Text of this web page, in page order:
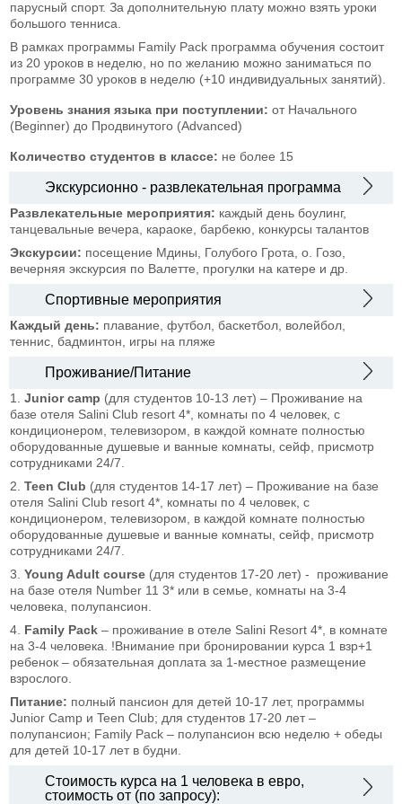
парусный спорт. За дополнительную плату можно взять уроки
большого тенниса.
В рамках программы Family Pack программа обучения состоит
из 20 уроков в неделю, но по желанию можно заниматься по
программе 30 уроков в неделю (+10 индивидуальных занятий).
Уровень знания языка при поступлении: от Начального
(Beginner) до Продвинутого (Advanced)
Количество студентов в классе: не более 15
Экскурсионно - развлекательная программа
Развлекательные мероприятия: каждый день боулинг,
танцевальные вечера, караоке, барбекю, конкурсы талантов
Экскурсии: посещение Мдины, Голубого Грота, о. Гозо,
вечерняя экскурсия по Валетте, прогулки на катере и др.
Спортивные мероприятия
Каждый день: плавание, футбол, баскетбол, волейбол,
теннис, бадминтон, игры на пляже
Проживание/Питание
1. Junior camp (для студентов 10-13 лет) – Проживание на
базе отеля Salini Club resort 4*, комнаты по 4 человек, с
кондиционером, телевизором, в каждой комнате полностью
оборудованные душевые и ванные комнаты, сейф, присмотр
сотрудниками 24/7.
2. Teen Club (для студентов 14-17 лет) – Проживание на базе
отеля Salini Club resort 4*, комнаты по 4 человек, с
кондиционером, телевизором, в каждой комнате полностью
оборудованные душевые и ванные комнаты, сейф, присмотр
сотрудниками 24/7.
3. Young Adult course (для студентов 17-20 лет) - проживание
на базе отеля Number 11 3* или в семье, комнаты на 3-4
человека, полупансион.
4. Family Pack – проживание в отеле Salini Resort 4*, в комнате
на 3-4 человека. !Внимание при бронировании курса 1 взр+1
ребенок – обязательная доплата за 1-местное размещение
взрослого.
Питание: полный пансион для детей 10-17 лет, программы
Junior Camp и Teen Club; для студентов 17-20 лет –
полупансион; Family Pack – полупансион всю неделю + обеды
для детей 10-17 лет в будни.
Стоимость курса на 1 человека в евро,
стоимость от (по запросу):